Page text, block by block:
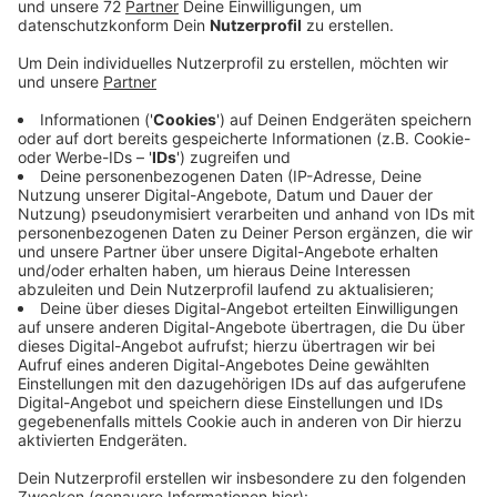
Anzeige
Begegnungsverkehr zusammengestoßen. Warum
ermittelt die Polizei noch. Ein Mensch wurde leicht
verletzt. Ebenfalls am Abend wieder frei war die
Landstraße zwischen Osterwick und Billerbeck. Ein
LKW war am Nachmittag kurz hinter dem Ortsausgang
Osterwick in den Graben gerutscht. Um ihn wieder
herauszuziehen, war es nötig die Straße zu sperren.
Verletzt wurde bei dem Unfall niemand. Und komplett
freie Fahrt haben Sie seit dem Abend auch wieder auf
der Landstraße zwischen Merfeld und Reken im
Nachbarkreis Borken. Ein Abschlepper hat ein Auto am
Abzweig Stevede aus dem Graben gezogen. Auch bei
diesem Unfall wurde niemand verletzt. In beiden Fällen
klärt die Polizei noch warum die Fahrzeuge in die